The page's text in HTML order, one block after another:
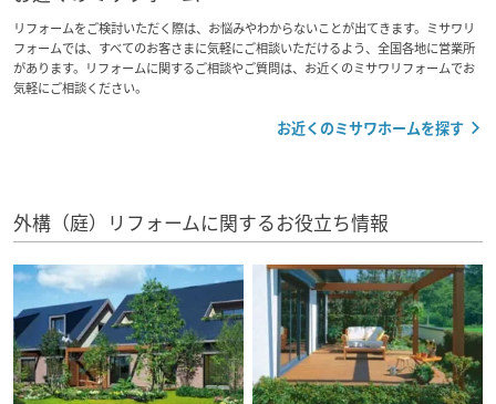
リフォームをご検討いただく際は、お悩みやわからないことが出てきます。ミサワリ
フォームでは、すべてのお客さまに気軽にご相談いただけるよう、全国各地に営業所
があります。リフォームに関するご相談やご質問は、お近くのミサワリフォームでお
気軽にご相談ください。
お近くのミサワホームを探す
外構（庭）リフォームに関するお役立ち情報